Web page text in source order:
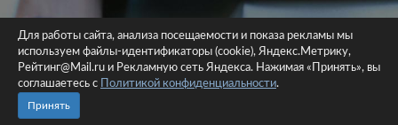
© 2026 pastein.ru |Пользовательское соглашение|Политика
конфиденциальности
Для работы сайта, анализа посещаемости и показа рекламы мы
используем файлы-идентификаторы (cookie), Яндекс.Метрику,
Рейтинг@Mail.ru и Рекламную сеть Яндекса. Нажимая «Принять», вы
соглашаетесь с
Политикой конфиденциальности.
Принять